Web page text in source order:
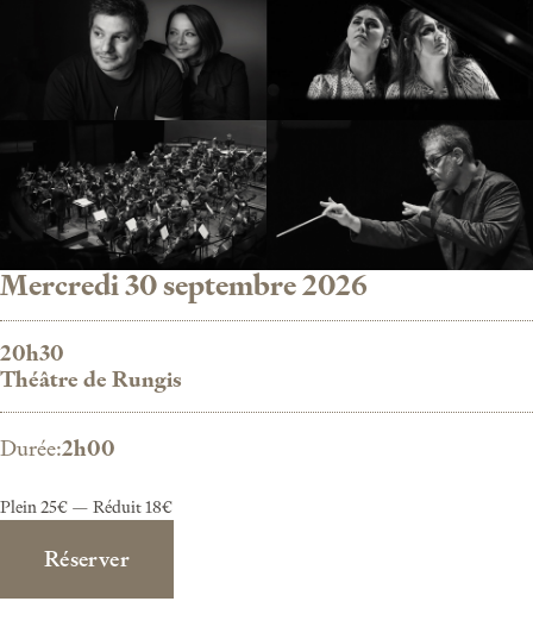
Mercredi 30 septembre 2026
20h30
Théâtre de Rungis
Durée2h00
Plein 25€ — Réduit 18€
Réserver